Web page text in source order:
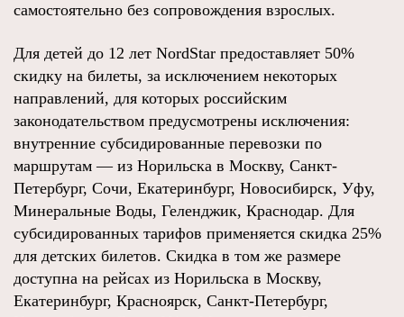
самостоятельно без сопровождения взрослых.
Для детей до 12 лет NordStar предоставляет 50%
скидку на билеты, за исключением некоторых
направлений, для которых российским
законодательством предусмотрены исключения:
внутренние субсидированные перевозки по
маршрутам — из Норильска в Москву, Санкт-
Петербург, Сочи, Екатеринбург, Новосибирск, Уфу,
Минеральные Воды, Геленджик, Краснодар. Для
субсидированных тарифов применяется скидка 25%
для детских билетов. Скидка в том же размере
доступна на рейсах из Норильска в Москву,
Екатеринбург, Красноярск, Санкт-Петербург,